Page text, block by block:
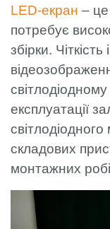
LED-екран –
потребує
збірки. Чіткість
експлуатації
складових
монтажних